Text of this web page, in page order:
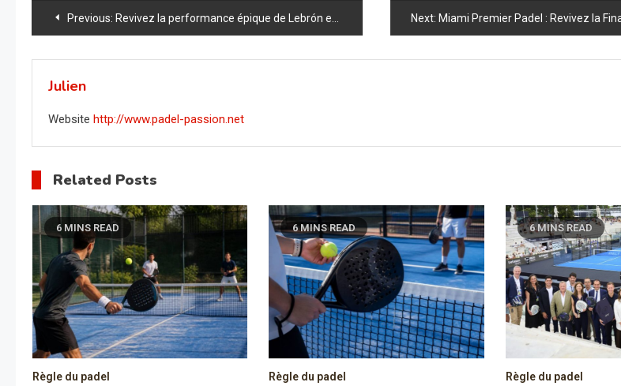
Navigation
de
l’article
Previous: Revivez la performance épique de Lebrón et Stupaczuk : Ils détrônent les numéros un à Miami ! Next: Miami Premier Padel : Revivez la Finale Épique et Découvrez
Julien
Website http://www.padel-passion.net
Related Posts
6 MINS READ
Règle du padel
6 MINS READ
Règle du padel
6 MINS READ
Règle du padel